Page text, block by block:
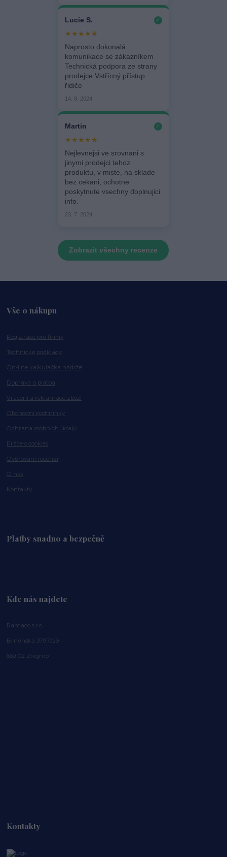
Lucie S. ✓
★★★★★
Naprosto dokonalá
komunikace se zákazníkem
Technická podpora ze strany
prodejce Vstřícný přístup
řidiče
14. 8. 2024
Martin ✓
★★★★★
Nejlevnejsi ve srovnani s
jinymi prodejci tehoz
produktu, v miste, na sklade
bez cekani, ochotne
poskytnute vsechny doplnujici
info.
23. 7. 2024
Zobrazit všechny recenze
Vše o nákupu
Registrace pro firmy
Technické podklady
On-line kalkulačka nádrže
Doprava a platba
Vrácení a reklamace zboží
Obchodní podmínky
Ochrana osobních údajů
Práce s cookies
Ověřování recenzí
O nás
Kontakty
Platby snadno a bezpečně
Kde nás najdete
Ramaco s.r.o.
Brněnská 3797/29
669 02 Znojmo
Kontakty